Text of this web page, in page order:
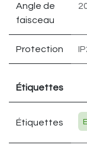
Angle de
faisceau
Protection
Étiquettes
Étiquettes